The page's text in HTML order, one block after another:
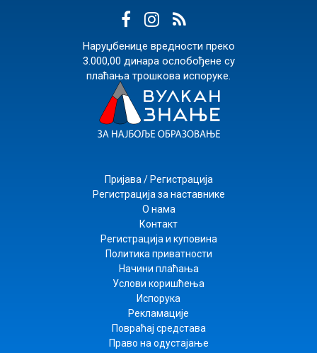
Наруџбенице вредности преко
3.000,00 динара ослобођене су
плаћања трошкова испоруке.
Пријава / Регистрација
Регистрација за наставнике
О нама
Контакт
Регистрација и куповина
Политика приватности
Начини плаћања
Услови коришћења
Испорука
Рекламације
Повраћај средстава
Право на одустајање